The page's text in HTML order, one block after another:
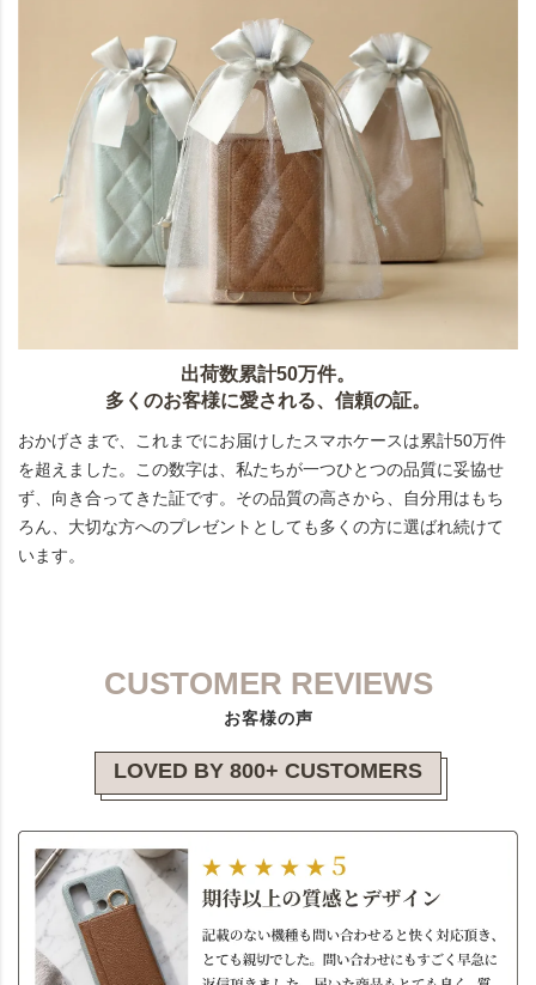
出荷数累計50万件。
多くのお客様に愛される、信頼の証。
おかげさまで、これまでにお届けしたスマホケースは累計50万件
を超えました。この数字は、私たちが一つひとつの品質に妥協せ
ず、向き合ってきた証です。その品質の高さから、自分用はもち
ろん、大切な方へのプレゼントとしても多くの方に選ばれ続けて
います。
CUSTOMER REVIEWS
お客様の声
LOVED BY 800+ CUSTOMERS